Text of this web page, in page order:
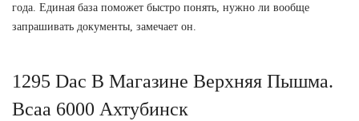
года. Единая база поможет быстро понять, нужно ли вообще
запрашивать документы, замечает он.
1295 Dac В Магазине Верхняя Пышма.
Bcaa 6000 Ахтубинск